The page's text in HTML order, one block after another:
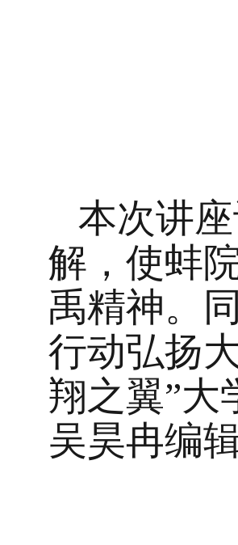
本次讲
解 ， 使蚌
禹精神。
行动弘扬
翔之翼”大
吴昊冉编